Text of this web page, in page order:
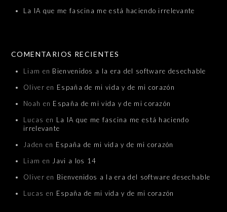
La IA que me fascina me está haciendo irrelevante
COMENTARIOS RECIENTES
Liam en Bienvenidos a la era del software desechable
Oliver en España de mi vida y de mi corazón
Noah en España de mi vida y de mi corazón
Lucas en La IA que me fascina me está haciendo
irrelevante
Jaden en España de mi vida y de mi corazón
Liam en Javi a los 14
Oliver en Bienvenidos a la era del software desechable
Lucas en España de mi vida y de mi corazón